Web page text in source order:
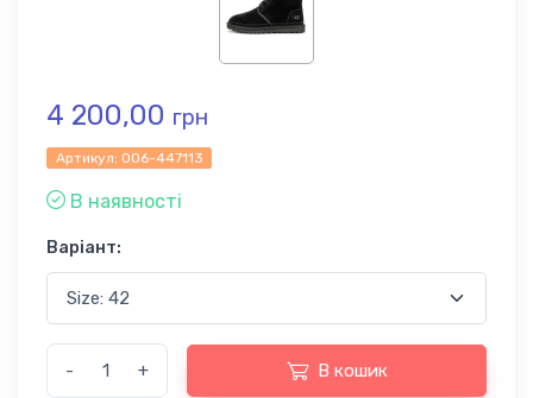
4 200,00 грн
Артикул: 006-447113
В наявності
Варіант:
- + В кошик